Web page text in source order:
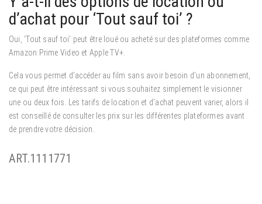
d’achat pour ‘Tout sauf toi’ ?
Oui, ‘Tout sauf toi’ peut être loué ou acheté sur des plateformes comme
Amazon Prime Video et Apple TV+.
Cela vous permet d’accéder au film sans avoir besoin d’un abonnement,
ce qui peut être intéressant si vous souhaitez simplement le visionner
une ou deux fois. Les tarifs de location et d’achat peuvent varier, alors il
est conseillé de consulter les prix sur les différentes plateformes avant
de prendre votre décision.
ART.1111771